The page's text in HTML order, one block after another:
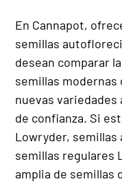
En Cannapot,
semillas
desean comparar
semillas modernas
nuevas
de confianza. Si
Lowryder,
semillas regulares
amplia de semillas